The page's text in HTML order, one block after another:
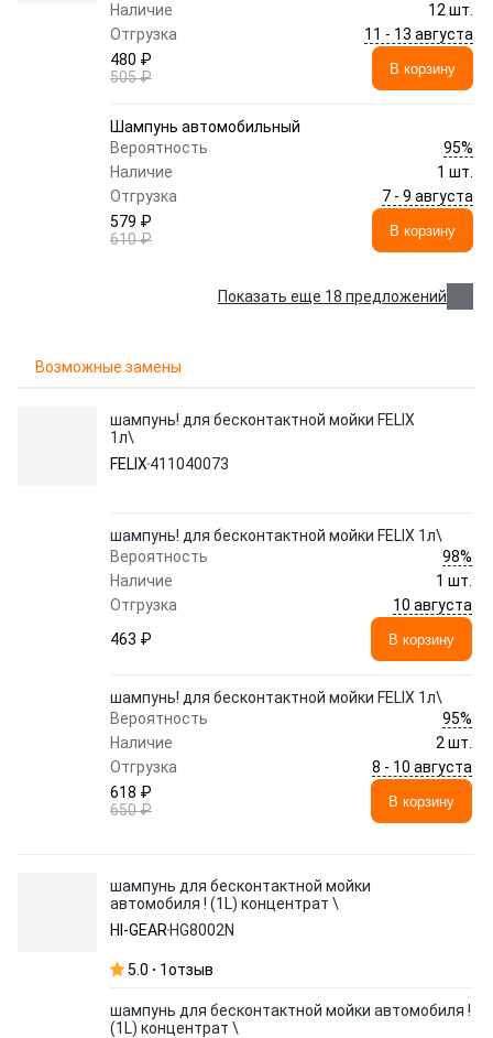
Наличие
12 шт.
Отгрузка
11 - 13 августа
480 ₽
505 ₽
В корзину
Шампунь автомобильный
Вероятность
95%
Наличие
1 шт.
Отгрузка
7 - 9 августа
579 ₽
610 ₽
В корзину
Показать еще 18 предложений
Возможные замены
шампунь! для бесконтактной мойки FELIX
1л\
FELIX 411040073
шампунь! для бесконтактной мойки FELIX 1л\
Вероятность
98%
Наличие
1 шт.
Отгрузка
10 августа
463 ₽
В корзину
шампунь! для бесконтактной мойки FELIX 1л\
Вероятность
95%
Наличие
2 шт.
Отгрузка
8 - 10 августа
618 ₽
650 ₽
В корзину
шампунь для бесконтактной мойки
автомобиля ! (1L) концентрат \
HI-GEAR HG8002N
5.0 1отзыв
шампунь для бесконтактной мойки автомобиля !
(1L) концентрат \